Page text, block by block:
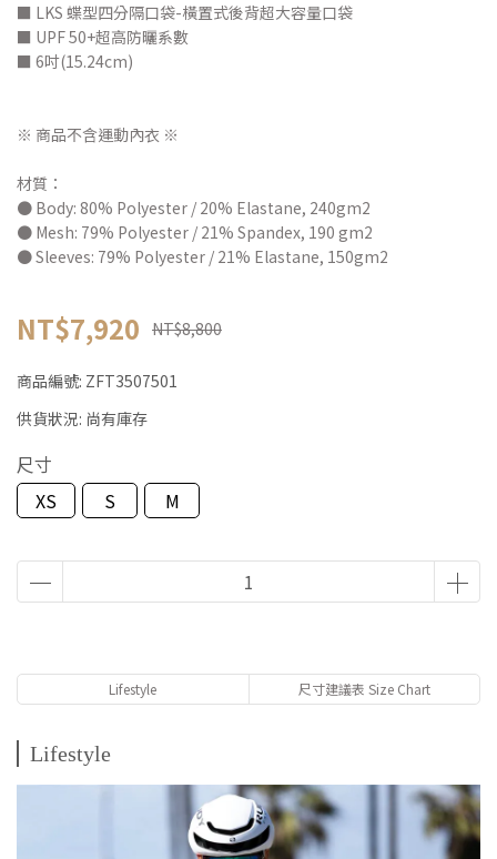
■ LKS 蝶型四分隔口袋-橫置式後背超大容量口袋
■ UPF 50+超高防曬系數
■ 6吋(15.24cm)
※ 商品不含運動內衣 ※
材質：
● Body: 80% Polyester / 20% Elastane, 240gm2
● Mesh: 79% Polyester / 21% Spandex, 190 gm2
● Sleeves: 79% Polyester / 21% Elastane, 150gm2
NT$7,920 NT$8,800
商品編號: ZFT3507501
供貨狀況: 尚有庫存
尺寸
XS
S M
Lifestyle 尺寸建議表 Size Chart
Lifestyle